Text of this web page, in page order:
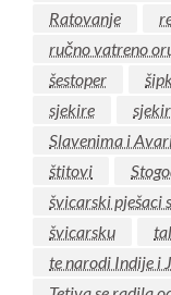
Ratovanje
ručno vatreno
šestoper
sjekire
Slavenima i
štitovi
švicarski pješaci
švicarsku
te narodi Indije i